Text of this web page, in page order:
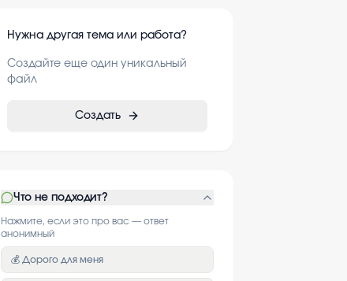
Нужна другая тема или работа?
Создайте еще один уникальный
файл
Создать
Что не подходит?
Нажмите, если это про вас — ответ
анонимный
💰 Дорого для меня